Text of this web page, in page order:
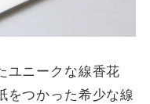
ユニークな線香花
をつかった希少な線